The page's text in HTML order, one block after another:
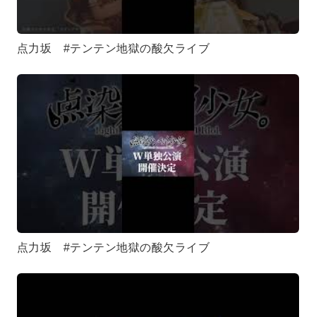
点力坂 #テンテン地獄の酸欠ライブ
点力坂 #テンテン地獄の酸欠ライブ